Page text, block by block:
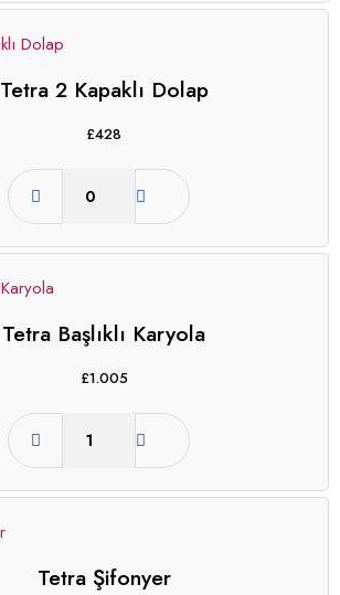
Tetra 2 Kapaklı Dolap
£428
Tetra Başlıklı Karyola
£1.005
Tetra Şifonyer